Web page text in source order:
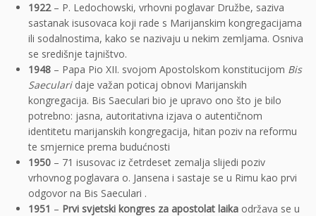
1922– P. Ledochowski, vrhovni poglavar Družbe, saziva
sastanak isusovaca koji rade s Marijanskim kongregacijama
ili sodalnostima, kako se nazivaju u nekim zemljama. Osniva
se središnje tajništvo.
1948 – Papa Pio XII. svojom Apostolskom konstitucijom Bis
Saecularidaje važan poticaj obnovi Marijanskih
kongregacija. Bis Saeculari bio je upravo ono što je bilo
potrebno: jasna, autoritativna izjava o autentičnom
identitetu marijanskih kongregacija, hitan poziv na reformu
te smjernice prema budućnosti
1950 – 71 isusovac iz četrdeset zemalja slijedi poziv
vrhovnog poglavara o. Jansena i sastaje se u Rimu kao prvi
odgovor na Bis Saeculari .
1951 – Prvi svjetski kongres za apostolat laika održava se u